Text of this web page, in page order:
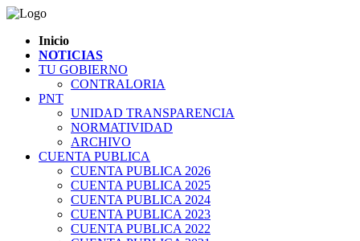
Inicio
NOTICIAS
TU GOBIERNO
CONTRALORIA
PNT
UNIDAD TRANSPARENCIA
NORMATIVIDAD
ARCHIVO
CUENTA PUBLICA
CUENTA PUBLICA 2026
CUENTA PUBLICA 2025
CUENTA PUBLICA 2024
CUENTA PUBLICA 2023
CUENTA PUBLICA 2022